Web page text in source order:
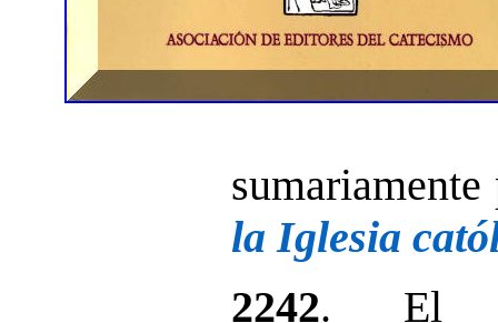
la Iglesia
2242. El